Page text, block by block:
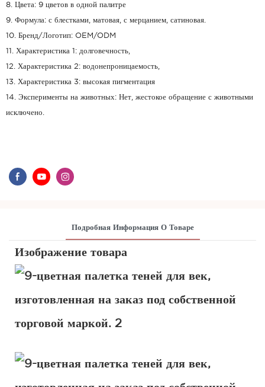
8. Цвета: 9 цветов в одной палитре
9. Формула: с блестками, матовая, с мерцанием, сатиновая.
10. Бренд/Логотип: OEM/ODM
11. Характеристика 1: долговечность,
12. Характеристика 2: водонепроницаемость,
13. Характеристика 3: высокая пигментация
14. Эксперименты на животных: Нет, жестокое обращение с животными
исключено.
Подробная Информация О Товаре
Изображение товара